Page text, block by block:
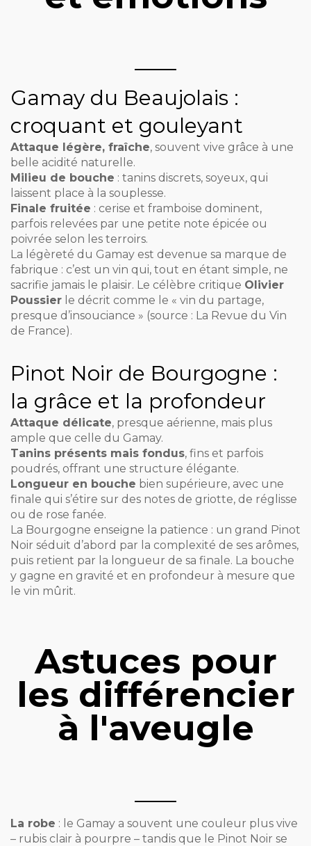
Gamay du Beaujolais :
croquant et gouleyant
Attaque légère, fraîche, souvent vive grâce à une
belle acidité naturelle.
Milieu de bouche : tanins discrets, soyeux, qui
laissent place à la souplesse.
Finale fruitée : cerise et framboise dominent,
parfois relevées par une petite note épicée ou
poivrée selon les terroirs.
La légèreté du Gamay est devenue sa marque de
fabrique : c’est un vin qui, tout en étant simple, ne
sacrifie jamais le plaisir. Le célèbre critique Olivier
Poussier le décrit comme le « vin du partage,
presque d’insouciance » (source : La Revue du Vin
de France).
Pinot Noir de Bourgogne :
la grâce et la profondeur
Attaque délicate, presque aérienne, mais plus
ample que celle du Gamay.
Tanins présents mais fondus, fins et parfois
poudrés, offrant une structure élégante.
Longueur en bouche bien supérieure, avec une
finale qui s’étire sur des notes de griotte, de réglisse
ou de rose fanée.
La Bourgogne enseigne la patience : un grand Pinot
Noir séduit d’abord par la complexité de ses arômes,
puis retient par la longueur de sa finale. La bouche
y gagne en gravité et en profondeur à mesure que
le vin mûrit.
Astuces pour
les différencier
à l'aveugle
La robe : le Gamay a souvent une couleur plus vive
– rubis clair à pourpre – tandis que le Pinot Noir se